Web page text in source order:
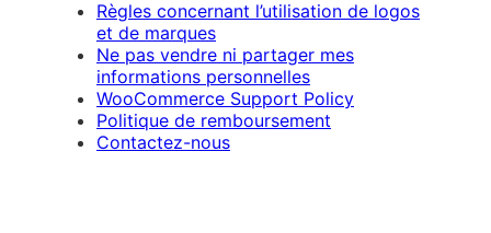
Règles concernant l’utilisation de logos
et de marques
Ne pas vendre ni partager mes
informations personnelles
WooCommerce Support Policy
Politique de remboursement
Contactez-nous